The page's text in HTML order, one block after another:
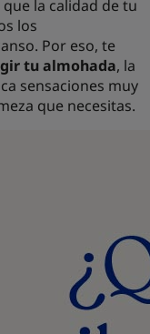
que la calidad de tu
los
Por eso, te
tu almohada, la
sensaciones muy
que necesitas.